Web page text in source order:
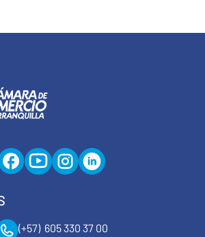
(+57) 605 330 37 00